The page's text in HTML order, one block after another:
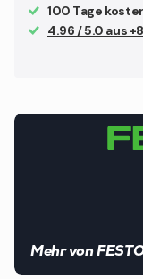
100 Tage
4.96 / 5.0 aus
Mehr von